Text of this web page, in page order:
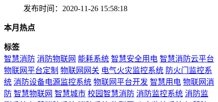
发布时间：2020-11-26 15:58:18
本月热点
标签
智慧消防 消防物联网 能耗系统 智慧安全用电 智慧消防云平台
物联网平台定制 物联网网关 电气火灾监控系统 防火门监控系
统 消防设备电源监控系统 物联网平台开发 智慧用电 物联网消
防 智慧物联网 智慧城市 校园智慧消防 消防监控系统 消防监